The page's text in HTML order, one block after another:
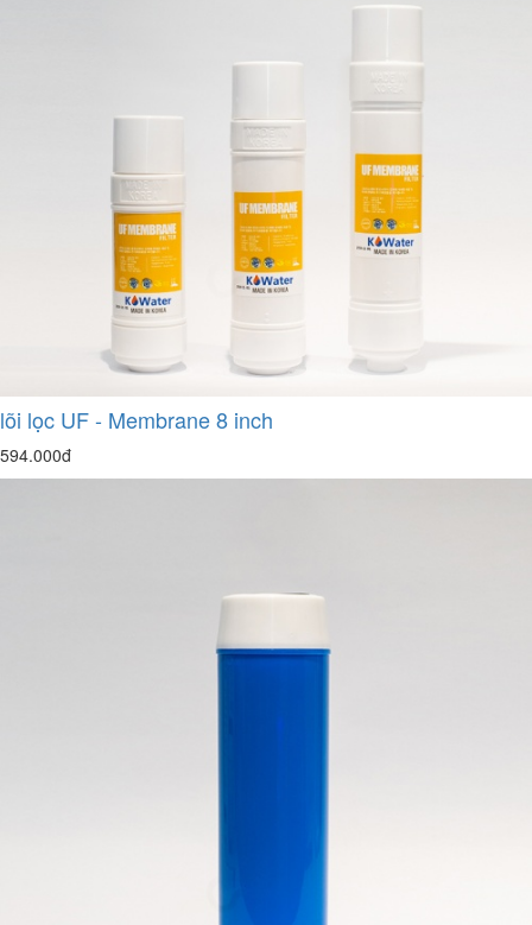
lõi lọc UF - Membrane 8 inch
594.000đ